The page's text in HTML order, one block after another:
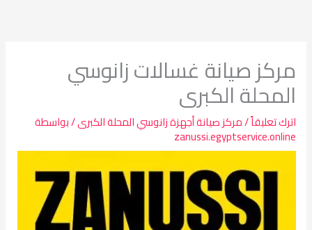
مركز صيانة غسالات زانوسي
المحلة الكبرى
اترك تعليقاً/مركز صيانة أجهزة زانوسي المحلة الكبرى/ بواسطة
zanussi.egyptservice.online